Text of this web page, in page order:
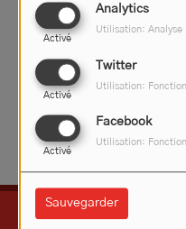
Analytics
Activé
Utilisation: Analyse
Twitter
Activé
Utilisation:
Facebook
Activé
Utilisation:
Sauvegarder
Oups,
Il semble